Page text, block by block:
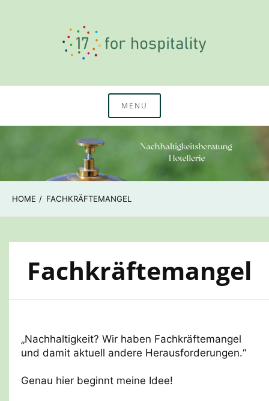
17 for hospitality
MENU
HOME FACHKRÄFTEMANGEL
Fachkräftemangel
„Nachhaltigkeit? Wir haben Fachkräftemangel
und damit aktuell andere Herausforderungen.“
Genau hier beginnt meine Idee!